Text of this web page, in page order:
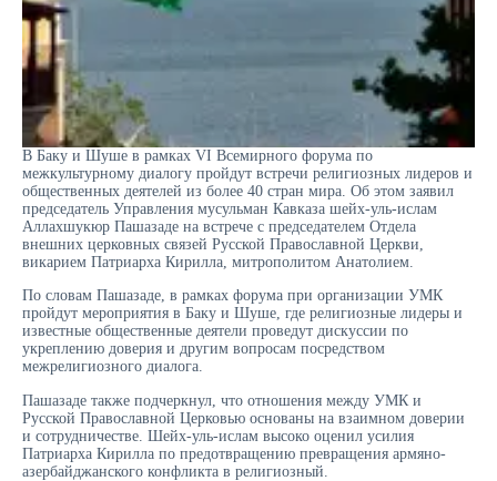
В Баку и Шуше в рамках VI Всемирного форума по
межкультурному диалогу пройдут встречи религиозных лидеров и
общественных деятелей из более 40 стран мира. Об этом заявил
председатель Управления мусульман Кавказа шейх-уль-ислам
Аллахшукюр Пашазаде на встрече с председателем Отдела
внешних церковных связей Русской Православной Церкви,
викарием Патриарха Кирилла, митрополитом Анатолием.
По словам Пашазаде, в рамках форума при организации УМК
пройдут мероприятия в Баку и Шуше, где религиозные лидеры и
известные общественные деятели проведут дискуссии по
укреплению доверия и другим вопросам посредством
межрелигиозного диалога.
Пашазаде также подчеркнул, что отношения между УМК и
Русской Православной Церковью основаны на взаимном доверии
и сотрудничестве. Шейх-уль-ислам высоко оценил усилия
Патриарха Кирилла по предотвращению превращения армяно-
азербайджанского конфликта в религиозный.